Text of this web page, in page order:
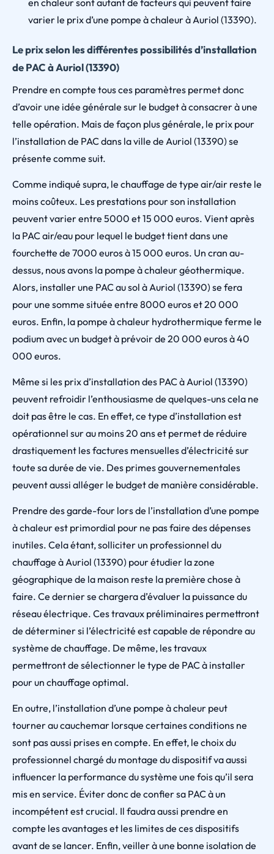
en chaleur sont autant de facteurs qui peuvent faire
varier le prix d’une pompe à chaleur à Auriol (13390).
Le prix selon les différentes possibilités d’installation
de PAC à Auriol (13390)
Prendre en compte tous ces paramètres permet donc
d’avoir une idée générale sur le budget à consacrer à une
telle opération. Mais de façon plus générale, le prix pour
l’installation de PAC dans la ville de Auriol (13390) se
présente comme suit.
Comme indiqué supra, le chauffage de type air/air reste le
moins coûteux. Les prestations pour son installation
peuvent varier entre 5000 et 15 000 euros. Vient après
la PAC air/eau pour lequel le budget tient dans une
fourchette de 7000 euros à 15 000 euros. Un cran au-
dessus, nous avons la pompe à chaleur géothermique.
Alors, installer une PAC au sol à Auriol (13390) se fera
pour une somme située entre 8000 euros et 20 000
euros. Enfin, la pompe à chaleur hydrothermique ferme le
podium avec un budget à prévoir de 20 000 euros à 40
000 euros.
Même si les prix d’installation des PAC à Auriol (13390)
peuvent refroidir l’enthousiasme de quelques-uns cela ne
doit pas être le cas. En effet, ce type d’installation est
opérationnel sur au moins 20 ans et permet de réduire
drastiquement les factures mensuelles d’électricité sur
toute sa durée de vie. Des primes gouvernementales
peuvent aussi alléger le budget de manière considérable.
Prendre des garde-four lors de l’installation d’une pompe
à chaleur est primordial pour ne pas faire des dépenses
inutiles. Cela étant, solliciter un professionnel du
chauffage à Auriol (13390) pour étudier la zone
géographique de la maison reste la première chose à
faire. Ce dernier se chargera d’évaluer la puissance du
réseau électrique. Ces travaux préliminaires permettront
de déterminer si l’électricité est capable de répondre au
système de chauffage. De même, les travaux
permettront de sélectionner le type de PAC à installer
pour un chauffage optimal.
En outre, l’installation d’une pompe à chaleur peut
tourner au cauchemar lorsque certaines conditions ne
sont pas aussi prises en compte. En effet, le choix du
professionnel chargé du montage du dispositif va aussi
influencer la performance du système une fois qu’il sera
mis en service. Éviter donc de confier sa PAC à un
incompétent est crucial. Il faudra aussi prendre en
compte les avantages et les limites de ces dispositifs
avant de se lancer. Enfin, veiller à une bonne isolation de